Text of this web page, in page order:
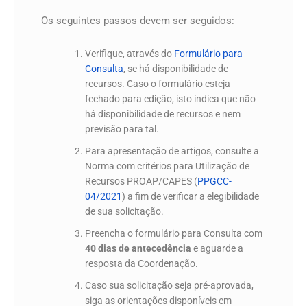
m
Os seguintes passos devem ser seguidos:
Verifique, através do Formulário para
Consulta, se há disponibilidade de
recursos. Caso o formulário esteja
fechado para edição, isto indica que não
há disponibilidade de recursos e nem
previsão para tal.
Para apresentação de artigos, consulte a
Norma com critérios para Utilização de
Recursos PROAP/CAPES (PPGCC-
04/2021) a fim de verificar a elegibilidade
de sua solicitação.
Preencha o formulário para Consulta com
40 dias de antecedência e aguarde a
resposta da Coordenação.
Caso sua solicitação seja pré-aprovada,
siga as orientações disponíveis em